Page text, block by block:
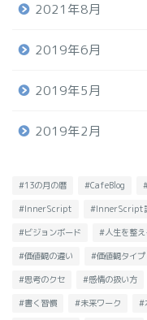
2021年8月
2019年6月
2019年5月
2019年2月
#13の月の暦 #CafeBlog
#InnerScript #InnerScript
#ビジョンボード #人生を整え
#価値観の違い #価値観タイプ
#思考のクセ #感情の扱い方
#書く習慣 #未来ワーク #